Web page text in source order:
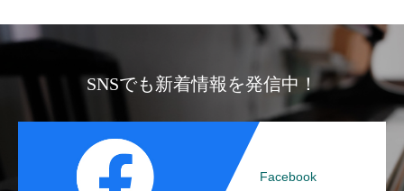
SNSでも新着情報を発信中！
Facebook